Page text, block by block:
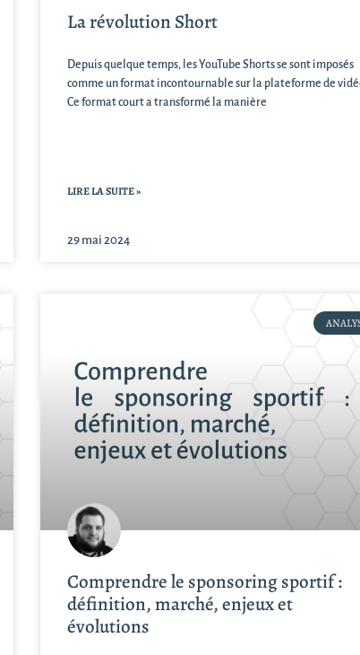
La révolution Short
Depuis quelque temps, les YouTube Shorts se sont imposés
comme un format incontournable sur la plateforme de
Ce format court a transformé la manière
LIRE LA SUITE »
29 mai 2024
Comprendre le sponsoring sportif :
définition, marché, enjeux et
évolutions